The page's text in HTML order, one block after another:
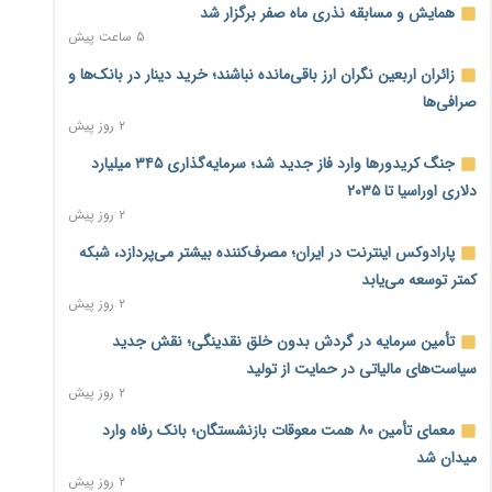
همایش و مسابقه نذری ماه صفر برگزار شد
۵ ساعت پیش
زائران اربعین نگران ارز باقی‌مانده نباشند؛ خرید دینار در بانک‌ها و
صرافی‌ها
۲ روز پیش
جنگ کریدورها وارد فاز جدید شد؛ سرمایه‌گذاری ۳۴۵ میلیارد
دلاری اوراسیا تا ۲۰۳۵
۲ روز پیش
پارادوکس اینترنت در ایران؛ مصرف‌کننده بیشتر می‌پردازد، شبکه
کمتر توسعه می‌یابد
۲ روز پیش
تأمین سرمایه در گردش بدون خلق نقدینگی؛ نقش جدید
سیاست‌های مالیاتی در حمایت از تولید
۲ روز پیش
معمای تأمین ۸۰ همت معوقات بازنشستگان؛ بانک رفاه وارد
میدان شد
۲ روز پیش